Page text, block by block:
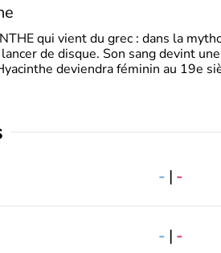
qui vient du grec : dans la
de disque. Son sang devint
deviendra féminin au 19e
- | -
- | -